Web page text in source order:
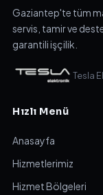
Gaziantep'te tüm
servis, tamir ve
garantili işçilik.
Tesla
Hızlı Menü
Anasayfa
Hizmetlerimiz
Hizmet Bölgeleri